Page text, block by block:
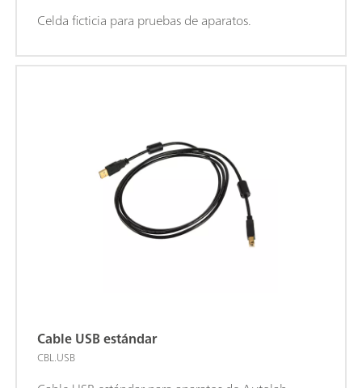
Celda ficticia para pruebas de aparatos.
Cable USB estándar
CBL.USB